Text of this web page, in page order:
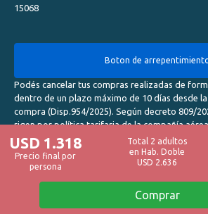
USD 1.318
Precio final por
persona
Total 2 adultos
en Hab. Doble
USD 2.636
Comprar
15068
Boton de
Podés cancelar tus compras realizadas de
dentro de un plazo máximo de 10 días desde
compra (Disp.954/2025). Según decreto 809/
rigen por política tarifaria de la compañía
contratación.
Defensa del consumidor. Para reclamos
Denuncia contra una agencia. Para reclamos